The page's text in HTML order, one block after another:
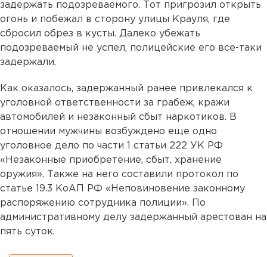
задержать подозреваемого. Тот пригрозил открыть
огонь и побежал в сторону улицы Крауля, где
сбросил обрез в кусты. Далеко убежать
подозреваемый не успел, полицейские его все-таки
задержали.
Как оказалось, задержанный ранее привлекался к
уголовной ответственности за грабеж, кражи
автомобилей и незаконный сбыт наркотиков. В
отношении мужчины возбуждено еще одно
уголовное дело по части 1 статьи 222 УК РФ
«Незаконные приобретение, сбыт, хранение
оружия». Также на него составили протокол по
статье 19.3 КоАП РФ «Неповиновение законному
распоряжению сотрудника полиции». По
административному делу задержанный арестован на
пять суток.